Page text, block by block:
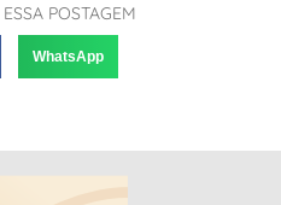
POSTAGEM
WhatsApp